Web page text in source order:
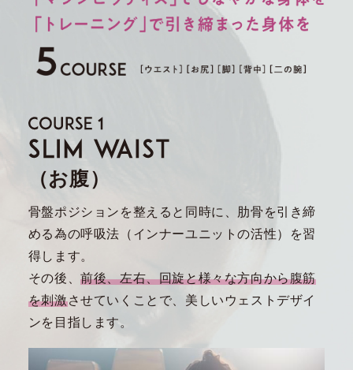
（お腹）
骨盤ポジションを整えると同時に、肋骨を引き締
める為の呼吸法（インナーユニットの活性）を習
得します。
その後、前後、左右、回旋と様々な方向から腹筋
を刺激させていくことで、美しいウェストデザイ
ンを目指します。